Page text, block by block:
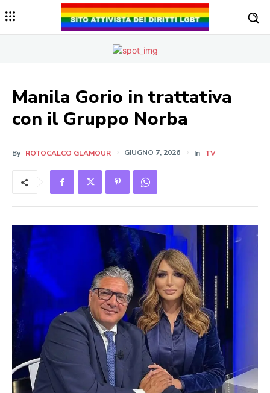
Manila Gorio in trattativa
con il Gruppo Norba
By ROTOCALCO GLAMOUR GIUGNO 7, 2026 In TV